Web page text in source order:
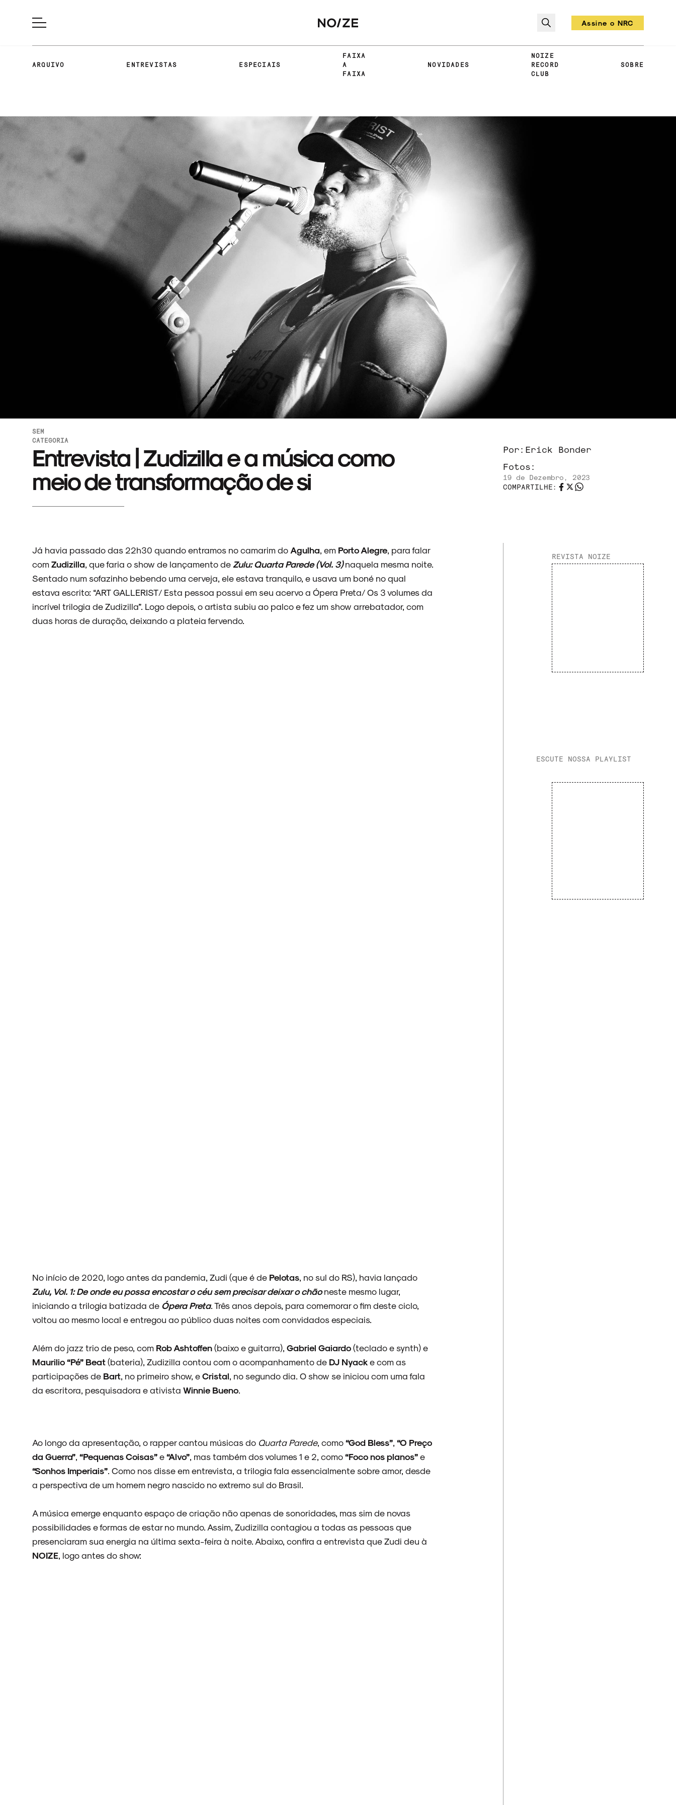
Assine o NRC
ARQUIVO ENTREVISTAS ESPECIAIS
FAIXA
A
FAIXA
NOVIDADES
NOIZE
RECORD
CLUB
SOBRE
SEM
CATEGORIA
Entrevista | Zudizilla e a música como
meio de transformação de si
Por: Erick Bonder
Fotos:
19 de Dezembro, 2023
COMPARTILHE:
Já havia passado das 22h30 quando entramos no camarim do Agulha , em Porto Alegre , para falar
comZudizilla , que faria o show de lançamento de Zulu: Quarta Parede (Vol. 3)naquela mesma noite.
Sentado num sofazinho bebendo uma cerveja, ele estava tranquilo, e usava um boné no qual
estava escrito: “ART GALLERIST/ Esta pessoa possui em seu acervo a Ópera Preta/ Os 3 volumes da
incrível trilogia de Zudizilla”. Logo depois, o artista subiu ao palco e fez um show arrebatador, com
duas horas de duração, deixando a plateia fervendo.
No início de 2020, logo antes da pandemia, Zudi (que é de Pelotas , no sul do RS), havia lançado
Zulu, Vol. 1: De onde eu possa encostar o céu sem precisar deixar o chãoneste mesmo lugar,
iniciando a trilogia batizada de Ópera Preta. Três anos depois, para comemorar o fim deste ciclo,
voltou ao mesmo local e entregou ao público duas noites com convidados especiais.
Além do jazz trio de peso, com Rob Ashtoffen(baixo e guitarra), Gabriel Gaiardo(teclado e synth) e
Maurilio “Pé” Beat(bateria), Zudizilla contou com o acompanhamento de DJ Nyacke com as
participações de Bart , no primeiro show, eCristal , no segundo dia. O show se iniciou com uma fala
da escritora, pesquisadora e ativista Winnie Bueno
Ao longo da apresentação, o rapper cantou músicas do Quarta Parede, como“God Bless” “O Preço
da Guerra” “Pequenas Coisas”e“Alvo” , mas também dos volumes 1 e 2, como“Foco nos planos”e
“Sonhos Imperiais” . Como nos disse em entrevista, a trilogia fala essencialmente sobre amor, desde
a perspectiva de um homem negro nascido no extremo sul do Brasil.
A música emerge enquanto espaço de criação não apenas de sonoridades, mas sim de novas
possibilidades e formas de estar no mundo. Assim, Zudizilla contagiou a todas as pessoas que
presenciaram sua energia na última sexta-feira à noite. Abaixo, confira a entrevista que Zudi deu à
NOIZE , logo antes do show:
REVISTA NOIZE
ESCUTE NOSSA PLAYLIST